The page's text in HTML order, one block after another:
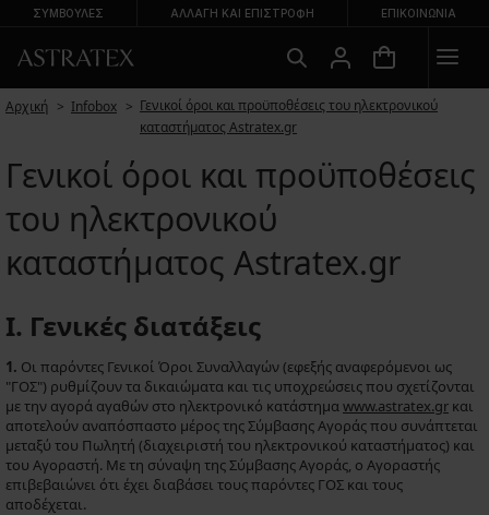
ΣΥΜΒΟΥΛΕΣ ΑΛΛΑΓΉ ΚΑΙ ΕΠΙΣΤΡΟΦΉ ΕΠΙΚΟΙΝΩΝΊΑ
Αρχική Infobox
Γενικοί όροι και προϋποθέσεις του ηλεκτρονικού
καταστήματος Astratex.gr
Γενικοί όροι και προϋποθέσεις
του ηλεκτρονικού
καταστήματος Astratex.gr
I. Γενικές διατάξεις
1. Οι παρόντες Γενικοί Όροι Συναλλαγών (εφεξής αναφερόμενοι ως
"ΓΟΣ") ρυθμίζουν τα δικαιώματα και τις υποχρεώσεις που σχετίζονται
με την αγορά αγαθών στο ηλεκτρονικό κατάστημαwww.astratex.gr και
αποτελούν αναπόσπαστο μέρος της Σύμβασης Αγοράς που συνάπτεται
μεταξύ του Πωλητή (διαχειριστή του ηλεκτρονικού καταστήματος) και
του Αγοραστή. Με τη σύναψη της Σύμβασης Αγοράς, ο Αγοραστής
επιβεβαιώνει ότι έχει διαβάσει τους παρόντες ΓΟΣ και τους
αποδέχεται.